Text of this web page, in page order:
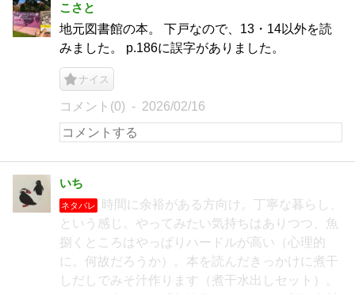
こさと
地元図書館の本。 下戸なので、13・14以外を読
みました。 p.186に誤字がありました。
ナイス
コメント(0) 2026/02/16
いち
ネタバレ
時間に余裕がある方向け。丁寧な暮らし、
という感じ。やってみたい気持ちはありつつ、魚
捌くところはやっぱりハードルが高い（心理的
に。何故だろうか）。本を読んだきっかけに煮干
しだしでみそ汁作ります（煮干水出しセット）。